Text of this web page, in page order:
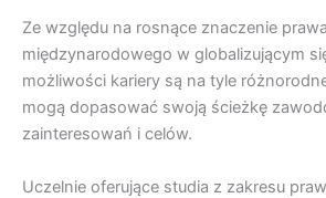
Ze względu na rosnące znaczenie prawa
międzynarodowego w globalizującym
możliwości kariery są na tyle
mogą dopasować swoją ścieżkę
zainteresowań i celów.
Uczelnie oferujące studia z zakresu